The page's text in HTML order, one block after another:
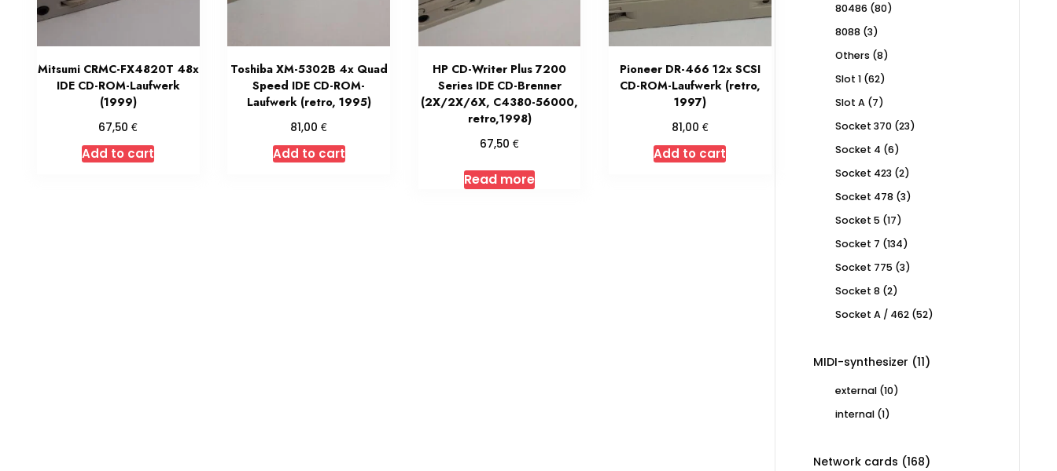
Mitsumi CRMC-FX4820T 48x
IDE CD-ROM-Laufwerk
(1999)
67,50€
Add to cart
Toshiba XM-5302B 4x Quad
Speed IDE CD-ROM-
Laufwerk (retro, 1995)
81,00€
Add to cart
HP CD-Writer Plus 7200
Series IDE CD-Brenner
(2X/2X/6X, C4380-56000,
retro,1998)
67,50€
Read more
Pioneer DR-466 12x SCSI
CD-ROM-Laufwerk (retro,
1997)
81,00 €
Add to cart
80486 8080
8088 33
Others 88
Slot 1 6262
Slot A 77
Socket 370 2323
Socket 4 66
Socket 423 22
Socket 478 33
Socket 5 1717
Socket 7 134134
Socket 775 33
Socket 8 22
Socket A / 462 5252
MIDI-synthesizer 1111
external 1010
internal 11
Network cards 168168